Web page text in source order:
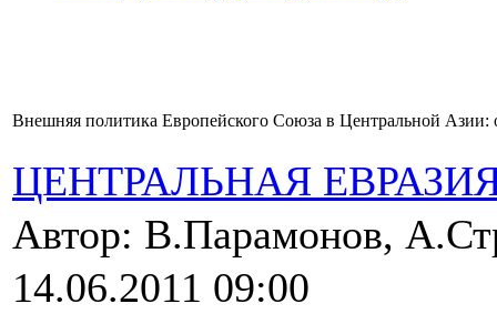
Внешняя политика Европейского Союза в Центральной
ЦЕНТРАЛЬНАЯ
Автор: В.Парамонов,
14.06.2011 09:00